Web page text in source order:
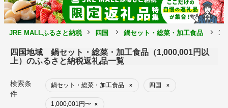
JRE MALLふるさと納税 四国 鍋セット・総菜・加工食品
四国地域 鍋セット・総菜・加工食品（1,000,001円以
上）のふるさと納税返礼品一覧
検索条
件
鍋セット・総菜・加工食品 × 四国 ×
1,000,001円〜 ×